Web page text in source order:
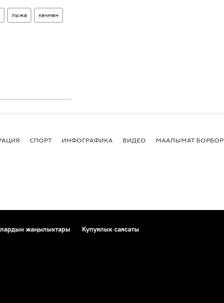
лыжа көчмөн
СПОРТ ИНФОГРАФИКА ВИДЕО МААЛЫМАТ БОРБОР
жаңылыктары
Купуялык саясаты